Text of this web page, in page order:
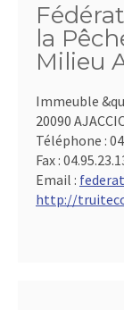
la
Milieu
Immeuble
20090
Téléphone :
Fax :
Email :
http://